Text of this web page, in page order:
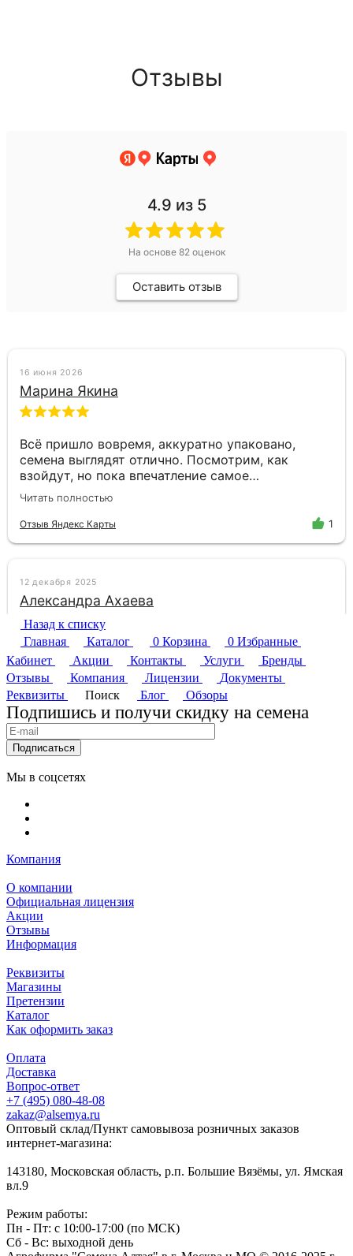
Назад к списку
Главная
Каталог 0 Корзина 0 Избранные
Кабинет
Акции Контакты Услуги
Бренды
Отзывы
Компания Лицензии
Документы
Реквизиты
Поиск Блог Обзоры
Подпишись и получи скидку на семена
Подписаться
Мы в соцсетях
Компания
О компании
Официальная лицензия
Акции
Отзывы
Информация
Реквизиты
Магазины
Претензии
Каталог
Как оформить заказ
Оплата
Доставка
Вопрос-ответ
+7 (495) 080-48-08
zakaz@alsemya.ru
Оптовый склад/Пункт самовывоза розничных заказов
интернет-магазина:
143180, Московская область, р.п. Большие Вязёмы, ул. Ямская
вл.9
Режим работы:
Пн - Пт: с 10:00-17:00 (по МСК)
Сб - Вс: выходной день